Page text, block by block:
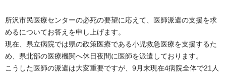
所沢市民医療センターの必死の要望に応えて、医師派遣の支援を求
めるについてお答えを申し上げます。
現在、県立病院では県の政策医療である小児救急医療を支援するた
め、県北部の医療機関へ休日夜間に医師を派遣しております。
こうした医師の派遣は大変重要ですが、9月末現在4病院全体で21人